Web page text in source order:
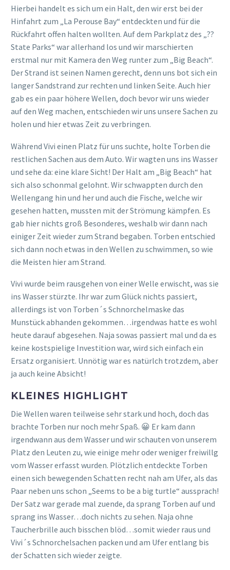
Hierbei handelt es sich um ein Halt, den wir erst bei der
Hinfahrt zum „La Perouse Bay“ entdeckten und für die
Rückfahrt offen halten wollten. Auf dem Parkplatz des „??
State Parks“ war allerhand los und wir marschierten
erstmal nur mit Kamera den Weg runter zum „Big Beach“.
Der Strand ist seinen Namen gerecht, denn uns bot sich ein
langer Sandstrand zur rechten und linken Seite. Auch hier
gab es ein paar höhere Wellen, doch bevor wir uns wieder
auf den Weg machen, entschieden wir uns unsere Sachen zu
holen und hier etwas Zeit zu verbringen.
Während Vivi einen Platz für uns suchte, holte Torben die
restlichen Sachen aus dem Auto. Wir wagten uns ins Wasser
und sehe da: eine klare Sicht! Der Halt am „Big Beach“ hat
sich also schonmal gelohnt. Wir schwappten durch den
Wellengang hin und her und auch die Fische, welche wir
gesehen hatten, mussten mit der Strömung kämpfen. Es
gab hier nichts groß Besonderes, weshalb wir dann nach
einiger Zeit wieder zum Strand begaben. Torben entschied
sich dann noch etwas in den Wellen zu schwimmen, so wie
die Meisten hier am Strand.
Vivi wurde beim rausgehen von einer Welle erwischt, was sie
ins Wasser stürzte. Ihr war zum Glück nichts passiert,
allerdings ist von Torben´s Schnorchelmaske das
Munstück abhanden gekommen…irgendwas hatte es wohl
heute darauf abgesehen. Naja sowas passiert mal und da es
keine kostspielige Investition war, wird sich einfach ein
Ersatz organisiert. Unnötig war es natürlch trotzdem, aber
ja auch keine Absicht!
KLEINES HIGHLIGHT
Die Wellen waren teilweise sehr stark und hoch, doch das
brachte Torben nur noch mehr Spaß. 😀 Er kam dann
irgendwann aus dem Wasser und wir schauten von unserem
Platz den Leuten zu, wie einige mehr oder weniger freiwillg
vom Wasser erfasst wurden. Plötzlich entdeckte Torben
einen sich bewegenden Schatten recht nah am Ufer, als das
Paar neben uns schon „Seems to be a big turtle“ aussprach!
Der Satz war gerade mal zuende, da sprang Torben auf und
sprang ins Wasser…doch nichts zu sehen. Naja ohne
Taucherbrille auch bisschen blöd…somit wieder raus und
Vivi´s Schnorchelsachen packen und am Ufer entlang bis
der Schatten sich wieder zeigte.